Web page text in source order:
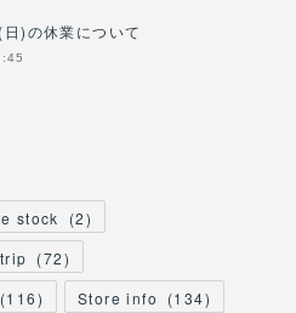
)の休業について
stock (2)
(72)
(116) Store info (134)